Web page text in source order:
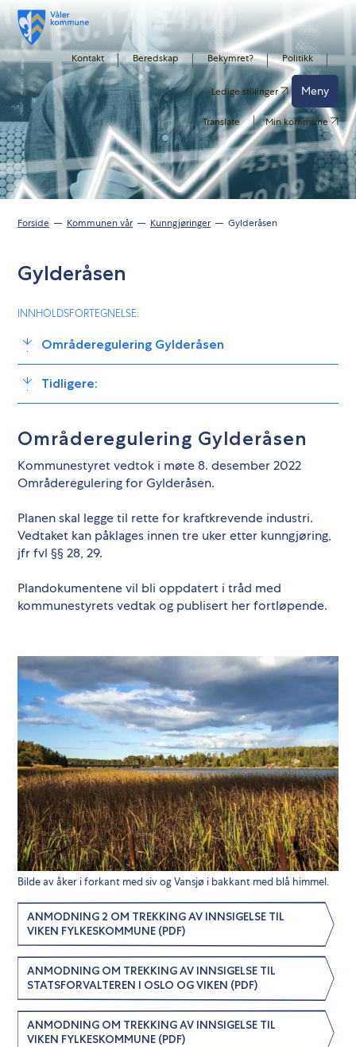
Kontakt Beredskap Bekymret? Politikk
Ledige stillinger Meny
Translate Min kommune
Forside Kommunen vår Kunngjøringer Gylderåsen
Gylderåsen
INNHOLDSFORTEGNELSE:
Områderegulering Gylderåsen
Tidligere:
Områderegulering Gylderåsen
Kommunestyret vedtok i møte 8. desember 2022
Områderegulering for Gylderåsen.
Planen skal legge til rette for kraftkrevende industri.
Vedtaket kan påklages innen tre uker etter kunngjøring,
jfr fvl §§ 28, 29.
Plandokumentene vil bli oppdatert i tråd med
kommunestyrets vedtak og publisert her fortløpende.
Bilde av åker i forkant med siv og Vansjø i bakkant med blå himmel.
ANMODNING 2 OM TREKKING AV INNSIGELSE TIL
VIKEN FYLKESKOMMUNE (PDF)
ANMODNING OM TREKKING AV INNSIGELSE TIL
STATSFORVALTEREN I OSLO OG VIKEN (PDF)
ANMODNING OM TREKKING AV INNSIGELSE TIL
VIKEN FYLKESKOMMUNE (PDF)